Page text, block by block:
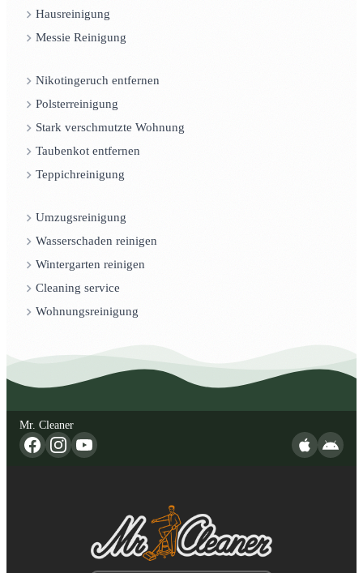
Hausreinigung
Messie Reinigung
Nikotingeruch entfernen
Polsterreinigung
Stark verschmutzte Wohnung
Taubenkot entfernen
Teppichreinigung
Umzugsreinigung
Wasserschaden reinigen
Wintergarten reinigen
Cleaning service
Wohnungsreinigung
Mr. Cleaner